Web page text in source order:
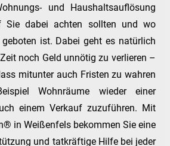
und Haushaltsauflösung
Sie dabei achten sollten und wo
geboten ist. Dabei geht es natürlich
noch Geld unnötig zu verlieren –
mitunter auch Fristen zu wahren
Wohnräume wieder einer
einem Verkauf zuzuführen. Mit
in Weißenfels bekommen Sie eine
und tatkräftige Hilfe bei jeder